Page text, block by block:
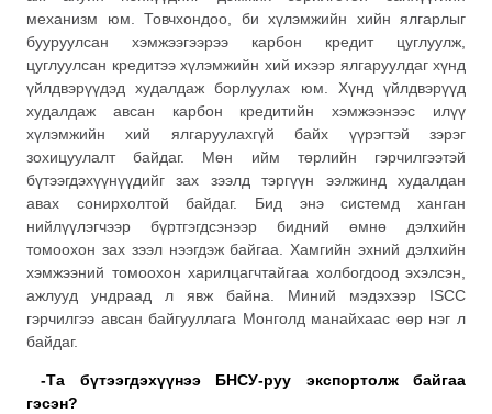
механизм юм. Товчхондоо, би хүлэмжийн хийн ялгарлыг
бууруулсан хэмжээгээрээ карбон кредит цуглуулж,
цуглуулсан кредитээ хүлэмжийн хий ихээр ялгаруулдаг хүнд
үйлдвэрүүдэд худалдаж борлуулах юм. Хүнд үйлдвэрүүд
худалдаж авсан карбон кредитийн хэмжээнээс илүү
хүлэмжийн хий ялгаруулахгүй байх үүрэгтэй зэрэг
зохицуулалт байдаг. Мөн ийм төрлийн гэрчилгээтэй
бүтээгдэхүүнүүдийг зах зээлд тэргүүн ээлжинд худалдан
авах сонирхолтой байдаг. Бид энэ системд ханган
нийлүүлэгчээр бүртгэгдсэнээр бидний өмнө дэлхийн
томоохон зах зээл нээгдэж байгаа. Хамгийн эхний дэлхийн
хэмжээний томоохон харилцагчтайгаа холбогдоод эхэлсэн,
ажлууд ундраад л явж байна. Миний мэдэхээр ISCC
гэрчилгээ авсан байгууллага Монголд манайхаас өөр нэг л
байдаг.
-Та бүтээгдэхүүнээ БНСУ-руу экспортолж байгаа
гэсэн?